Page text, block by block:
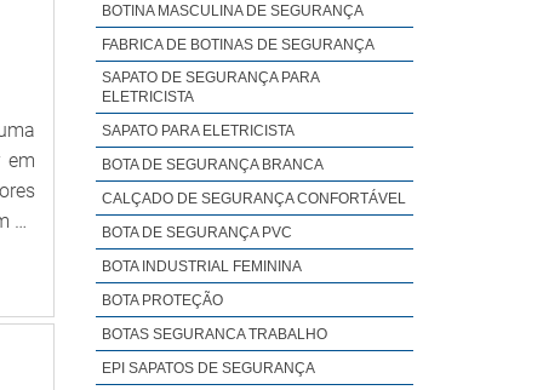
a
as
na
o
em
os
e
em
BOTINA MASCULINA DE SEGURANÇA
FABRICA DE BOTINAS DE SEGURANÇA
SAPATO DE SEGURANÇA PARA
ELETRICISTA
SAPATO PARA ELETRICISTA
BOTA DE SEGURANÇA BRANCA
CALÇADO DE SEGURANÇA CONFORTÁVEL
BOTA DE SEGURANÇA PVC
BOTA INDUSTRIAL FEMININA
BOTA PROTEÇÃO
BOTAS SEGURANCA TRABALHO
EPI SAPATOS DE SEGURANÇA